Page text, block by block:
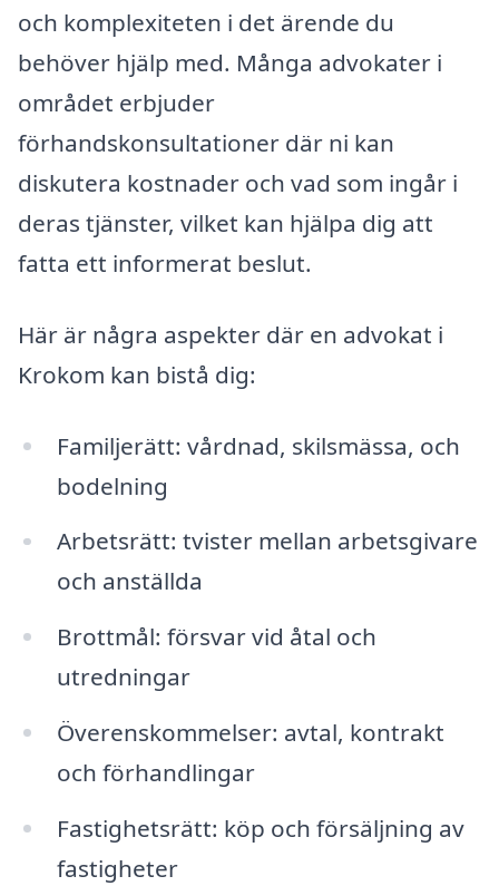
och komplexiteten i det ärende du
behöver hjälp med. Många advokater i
området erbjuder
förhandskonsultationer där ni kan
diskutera kostnader och vad som ingår i
deras tjänster, vilket kan hjälpa dig att
fatta ett informerat beslut.
Här är några aspekter där en advokat i
Krokom kan bistå dig:
Familjerätt: vårdnad, skilsmässa, och
bodelning
Arbetsrätt: tvister mellan arbetsgivare
och anställda
Brottmål: försvar vid åtal och
utredningar
Överenskommelser: avtal, kontrakt
och förhandlingar
Fastighetsrätt: köp och försäljning av
fastigheter